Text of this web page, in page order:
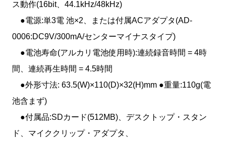
ス動作(16bit、44.1kHz/48kHz)
●電源:単3電 池×2、または付属ACアダプタ(AD-
0006:DC9V/300mA/センターマイナスタイプ)
●電池寿命(アルカリ電池使用時):連続録音時間 = 4時
間、連続再生時間 = 4.5時間
●外形寸法: 63.5(W)×110(D)×32(H)mm ●重量:110g(電
池含まず)
●付属品:SDカード(512MB)、デスクトップ・スタン
ド、マイククリップ・アダプタ、